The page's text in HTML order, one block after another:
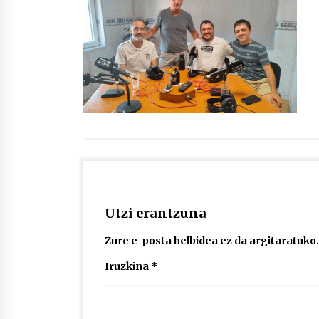
protagonista
2026/07/16
POTTO: San Pedro jaietako bertso-
saioa
2026/07/09
Utzi erantzuna
Zure e-posta helbidea ez da argitaratuko.
Iruzkina *